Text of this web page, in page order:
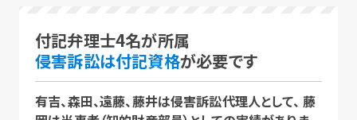
付記弁理士4名が所属
侵害訴訟は付記資格が必要です
有吉、森田、遠藤、藤井は侵害訴訟代理人として、 藤